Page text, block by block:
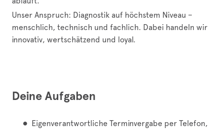
Unser Anspruch: Diagnostik auf höchstem Niveau –
menschlich, technisch und fachlich. Dabei handeln wir
innovativ, wertschätzend und loyal.
Deine Aufgaben
Eigenverantwortliche Terminvergabe per Telefon,